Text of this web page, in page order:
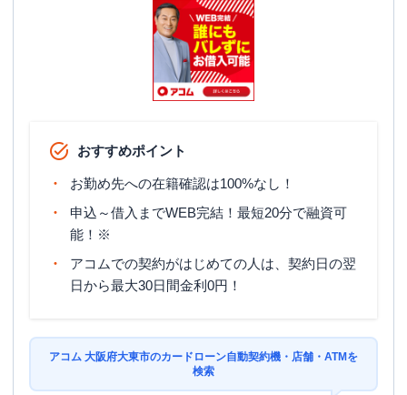
おすすめポイント
お勤め先への在籍確認は100%なし！
申込～借入までWEB完結！最短20分で融資可
能！※
アコムでの契約がはじめての人は、契約日の翌
日から最大30日間金利0円！
アコム 大阪府大東市のカードローン自動契約機・店舗・ATMを
検索